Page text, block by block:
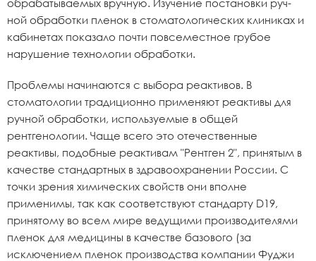
обрабатываемых вручную. Изучение постановки руч-
ной обработки пленок в стоматологических клиниках и
кабинетах показало почти повсеместное грубое
нарушение технологии обработки.
Проблемы начинаются с выбора реактивов. В
стоматологии традиционно применяют реактивы для
ручной обработки, используемые в общей
рентгенологии. Чаще всего это отечественные
реактивы, подобные реактивам "Рентген 2", принятым в
качестве стандартных в здравоохранении России. С
точки зрения химических свойств они вполне
применимы, так как соответствуют стандарту D19,
принятому во всем мире ведущими производителями
пленок для медицины в качестве базового (за
исключением пленок производства компании Фуджи